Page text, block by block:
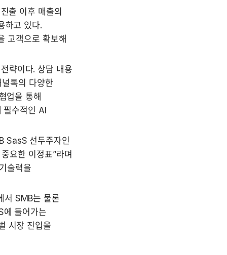
출 이후 매출의
하고 있다.
고객으로 확보해
략이다. 상담 내용
톡의 다양한
업을 통해
수적인 AI
SasS 선두주자인
요한 이정표”라며
술력을
서 SMB는 물론
에 들어가는
시장 진입을